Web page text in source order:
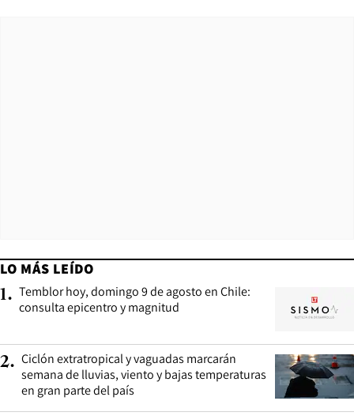
LO MÁS LEÍDO
1. Temblor hoy, domingo 9 de agosto en Chile:
consulta epicentro y magnitud
2. Ciclón extratropical y vaguadas marcarán
semana de lluvias, viento y bajas temperaturas
en gran parte del país